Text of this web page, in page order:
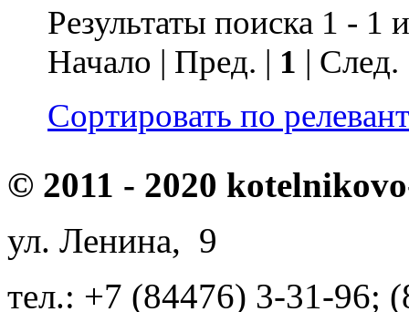
Результаты поиска 1 - 1
Начало | Пред. | 1 |
Сортировать по
© 2011 - 2020
ул. Ленина, 9
тел.: +7 (84476) 3-31-96;